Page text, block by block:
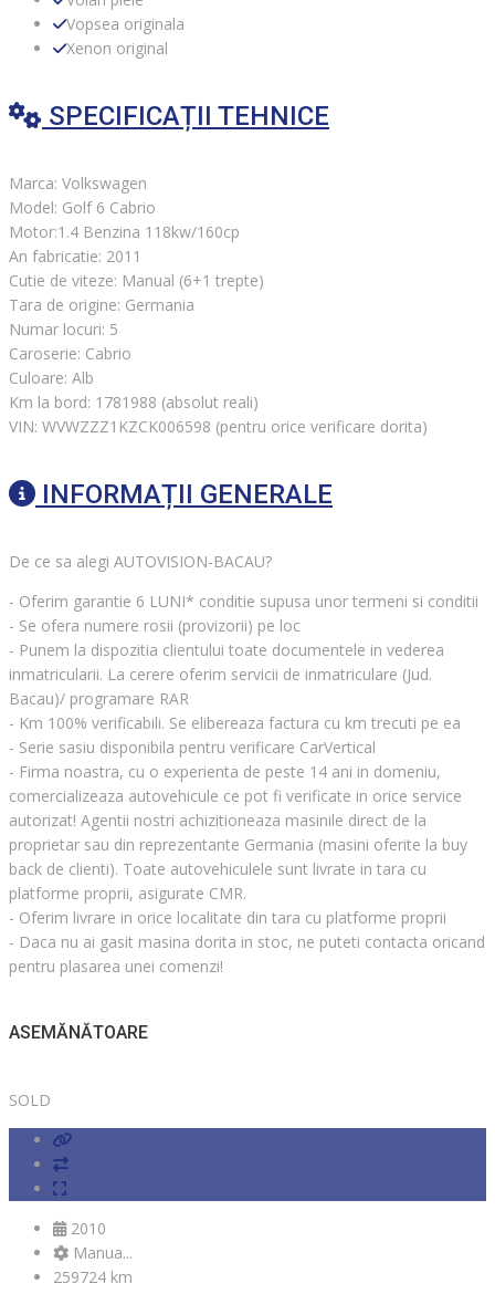
Vopsea originala
Xenon original
SPECIFICAȚII TEHNICE
Marca: Volkswagen
Model: Golf 6 Cabrio
Motor:1.4 Benzina 118kw/160cp
An fabricatie: 2011
Cutie de viteze: Manual (6+1 trepte)
Tara de origine: Germania
Numar locuri: 5
Caroserie: Cabrio
Culoare: Alb
Km la bord: 1781988 (absolut reali)
VIN: WVWZZZ1KZCK006598 (pentru orice verificare dorita)
INFORMAȚII GENERALE
De ce sa alegi AUTOVISION-BACAU?
- Oferim garantie 6 LUNI* conditie supusa unor termeni si conditii
- Se ofera numere rosii (provizorii) pe loc
- Punem la dispozitia clientului toate documentele in vederea
inmatricularii. La cerere oferim servicii de inmatriculare (Jud.
Bacau)/ programare RAR
- Km 100% verificabili. Se elibereaza factura cu km trecuti pe ea
- Serie sasiu disponibila pentru verificare CarVertical
- Firma noastra, cu o experienta de peste 14 ani in domeniu,
comercializeaza autovehicule ce pot fi verificate in orice service
autorizat! Agentii nostri achizitioneaza masinile direct de la
proprietar sau din reprezentante Germania (masini oferite la buy
back de clienti). Toate autovehiculele sunt livrate in tara cu
platforme proprii, asigurate CMR.
- Oferim livrare in orice localitate din tara cu platforme proprii
- Daca nu ai gasit masina dorita in stoc, ne puteti contacta oricand
pentru plasarea unei comenzi!
ASEMĂNĂTOARE
SOLD
2010
Manua...
259724 km